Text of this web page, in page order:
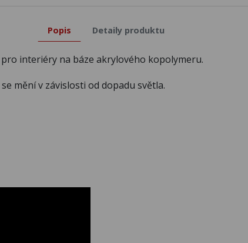
M450 M451
Popis Detaily produktu
interiéry na báze akrylového kopolymeru.
mění v závislosti od dopadu světla.